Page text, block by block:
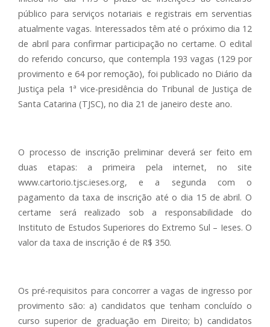
público para serviços notariais e registrais em serventias
atualmente vagas. Interessados têm até o próximo dia 12
de abril para confirmar participação no certame. O edital
do referido concurso, que contempla 193 vagas (129 por
provimento e 64 por remoção), foi publicado no Diário da
Justiça pela 1ª vice-presidência do Tribunal de Justiça de
Santa Catarina (TJSC), no dia 21 de janeiro deste ano.
O processo de inscrição preliminar deverá ser feito em
duas etapas: a primeira pela internet, no site
www.cartorio.tjsc.ieses.org, e a segunda com o
pagamento da taxa de inscrição até o dia 15 de abril. O
certame será realizado sob a responsabilidade do
Instituto de Estudos Superiores do Extremo Sul – Ieses. O
valor da taxa de inscrição é de R$ 350.
Os pré-requisitos para concorrer a vagas de ingresso por
provimento são: a) candidatos que tenham concluído o
curso superior de graduação em Direito; b) candidatos